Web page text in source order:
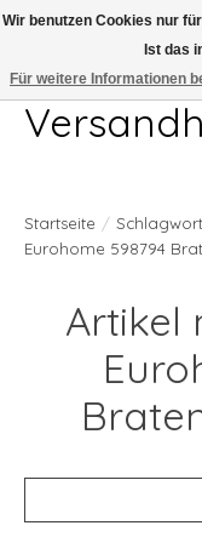
Telefon 04407 715872 MO-DO
Startseite /
Eurohome 598794
Artikel
Wir benutzen Cookies nur
Ist das
Für weitere Informationen